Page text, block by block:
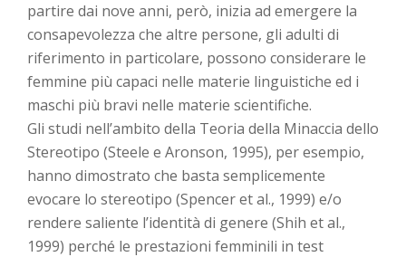
partire dai nove anni, però, inizia ad emergere la
consapevolezza che altre persone, gli adulti di
riferimento in particolare, possono considerare le
femmine più capaci nelle materie linguistiche ed i
maschi più bravi nelle materie scientifiche.
Gli studi nell’ambito della Teoria della Minaccia dello
Stereotipo (Steele e Aronson, 1995), per esempio,
hanno dimostrato che basta semplicemente
evocare lo stereotipo (Spencer et al., 1999) e/o
rendere saliente l’identità di genere (Shih et al.,
1999) perché le prestazioni femminili in test